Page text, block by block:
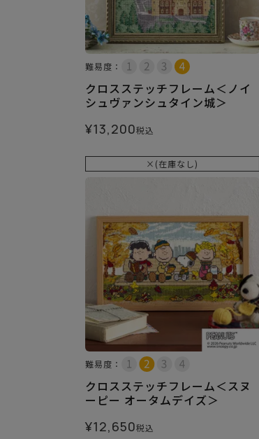
難易度：
クロスステッチフレーム＜ノイ
シュヴァンシュタイン城＞
¥13,200税込
×(在庫なし)
難易度：
クロスステッチフレーム＜スヌ
ーピー オータムデイズ＞
¥12,650税込